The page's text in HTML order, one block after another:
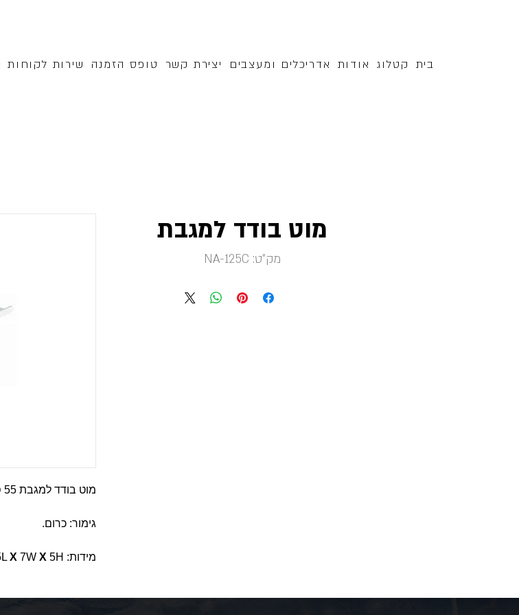
בית קטלוג אודות אדריכלים ומעצבים יצירת קשר טופס הזמנה שירות לקוחות
מוט בודד למגבת 55 ס"מ מסדרת נוגה כרום.
גימור: כרום.
מידות: 55L X 7W X 5H ס״מ
מוט בודד למגבת
מק"ט: NA-125C